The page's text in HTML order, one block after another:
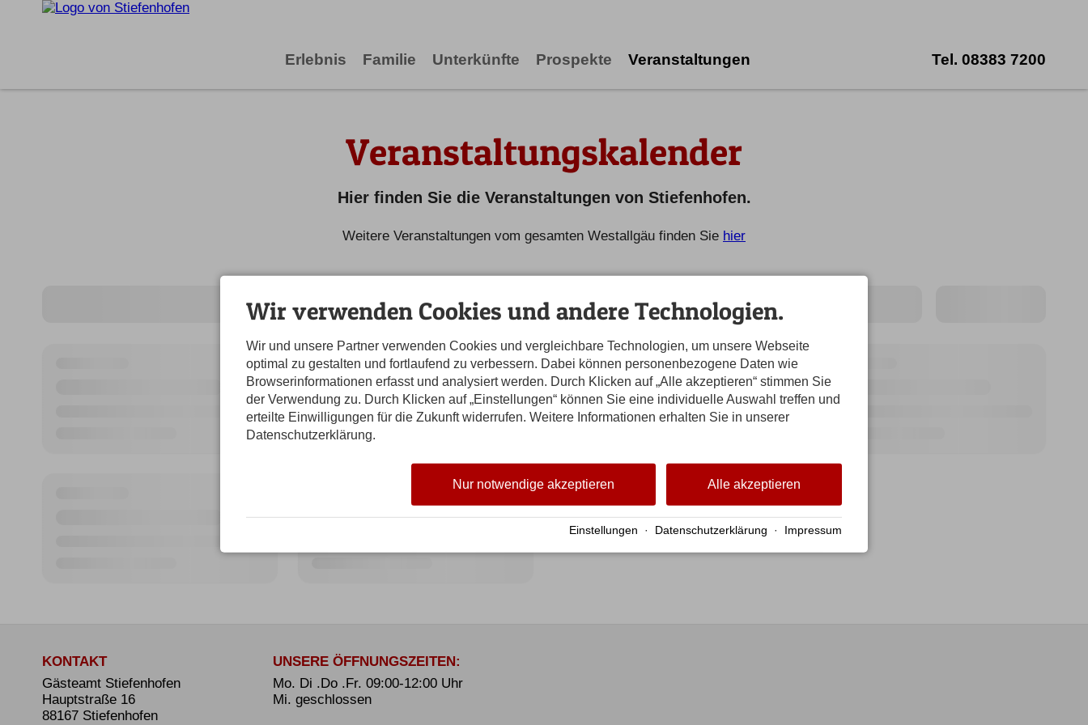
Erlebnis Familie Unterkünfte Prospekte Veranstaltungen Tel. 08383 7200
Veranstaltungskalender
Hier finden Sie die Veranstaltungen von Stiefenhofen.
Weitere Veranstaltungen vom gesamten Westallgäu finden Sie hier
KONTAKT
Gästeamt Stiefenhofen
Hauptstraße 16
88167 Stiefenhofen
UNSERE ÖFFNUNGSZEITEN:
Mo. Di .Do .Fr. 09:00-12:00 Uhr
Mi. geschlossen
Wir verwenden Cookies und andere Technologien.
Wir und unsere Partner verwenden Cookies und vergleichbare Technologien, um unsere Webseite
optimal zu gestalten und fortlaufend zu verbessern. Dabei können personenbezogene Daten wie
Browserinformationen erfasst und analysiert werden. Durch Klicken auf „Alle akzeptieren“ stimmen Sie
der Verwendung zu. Durch Klicken auf „Einstellungen“ können Sie eine individuelle Auswahl treffen und
erteilte Einwilligungen für die Zukunft widerrufen. Weitere Informationen erhalten Sie in unserer
Datenschutzerklärung.
Alle akzeptieren
Nur notwendige akzeptieren
Einstellungen · Datenschutzerklärung · Impressum